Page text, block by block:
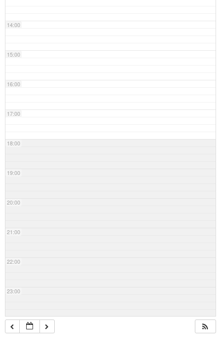
14:00
15:00
16:00
17:00
18:00
19:00
20:00
21:00
22:00
23:00